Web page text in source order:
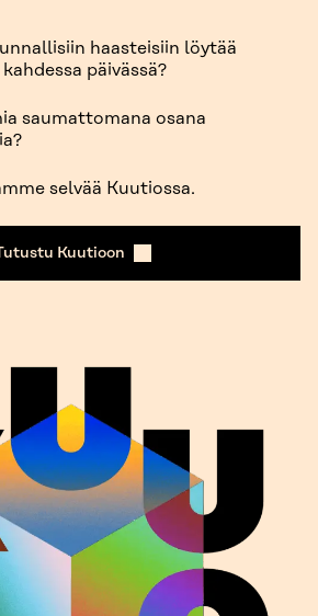
haasteisiin löytää
päivässä?
saumattomana osana
selvää Kuutiossa.
Kuutioon